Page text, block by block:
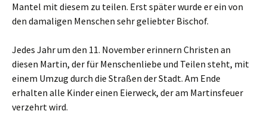
Mantel mit diesem zu teilen. Erst später wurde er ein von
den damaligen Menschen sehr geliebter Bischof.
Jedes Jahr um den 11. November erinnern Christen an
diesen Martin, der für Menschenliebe und Teilen steht, mit
einem Umzug durch die Straßen der Stadt. Am Ende
erhalten alle Kinder einen Eierweck, der am Martinsfeuer
verzehrt wird.